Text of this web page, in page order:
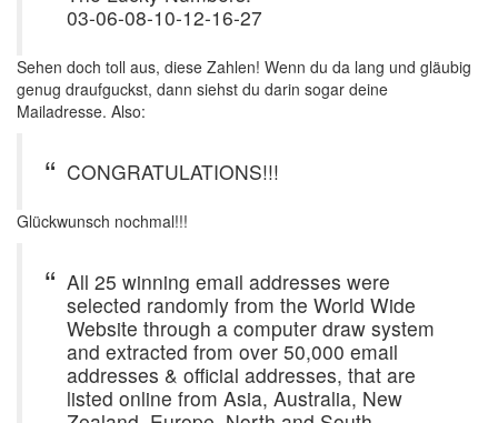
03-06-08-10-12-16-27
Sehen doch toll aus, diese Zahlen! Wenn du da lang und gläubig
genug draufguckst, dann siehst du darin sogar deine
Mailadresse. Also:
CONGRATULATIONS!!!
Glückwunsch nochmal!!!
All 25 winning email addresses were
selected randomly from the World Wide
Website through a computer draw system
and extracted from over 50,000 email
addresses & official addresses, that are
listed online from Asia, Australia, New